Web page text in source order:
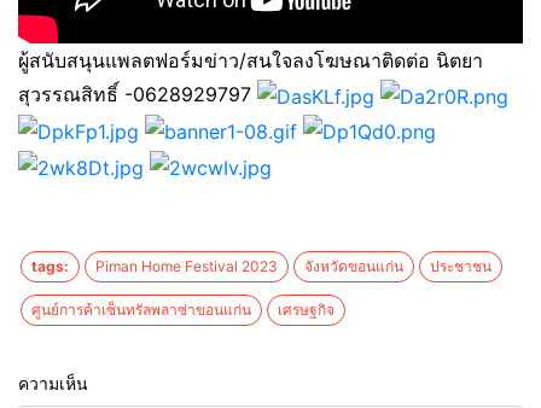
ผู้สนับสนุนแพลตฟอร์มข่าว/สนใจลงโฆษณาติดต่อ นิตยา
สุวรรณสิทธิ์ -0628929797
tags: Piman Home Festival 2023 จังหวัดขอนแก่น ประชาชน
ศูนย์การค้าเซ็นทรัลพลาซ่าขอนแก่น เศรษฐกิจ
ความเห็น